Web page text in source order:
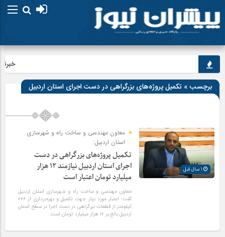
برچسب » تکمیل پروژه‌های بزرگراهی در دست اجرای استان اردبیل
معاون مهندسی و ساخت راه و شهرسازی
استان اردبیل:
تکمیل پروژه‌های بزرگراهی در دست
اجرای استان اردبیل نیازمند ۱۲ هزار
میلیارد تومان اعتبار است
معاون مهندسی و ساخت راه و شهرسازی استان اردبیل
گفت: اعتبار مورد نیاز جهت تکمیل و بهره‌برداری از ۲۶۶
کیلومتر از قطعات بزرگراهی در دست اجرا در سطح استان
اردبیل بالغ بر ۱۲ هزار میلیارد تومان است.